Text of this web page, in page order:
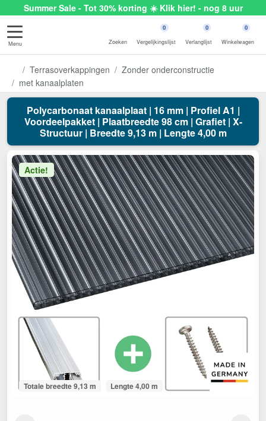
Summer Sale - Tot 30% korting ☀️ Klik hier! - nog 8 uur
Menu Zoeken
0
Vergelijkingslijst
0
Verlanglijst
0
Winkelwagen
Terrasoverkappingen
Zonder onderconstructie
met kanaalplaten
Polycarbonaat kanaalplaat | 16 mm | Profiel A1 |
Voordeelpakket | Plaatbreedte 98 cm | Grafiet | X-
Structuur | Breedte 9,13 m | Lengte 4,00 m
Actie!
Totale breedte 9,13 m Lengte 4,00 m